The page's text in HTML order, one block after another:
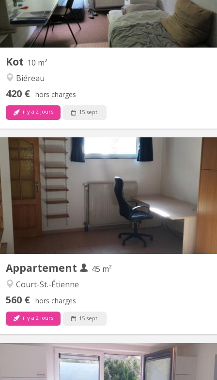
Kot 10 m²
Biéreau
420 € hors charges
il y a 2 jours 15 sept.
Appartement
45 m²
Court-St.-Étienne
560 € hors charges
il y a 2 jours 15 sept.
KV 1905
Uniquement pour 1 ÉTUDIANT(E) sur Louvain-la-Neuve Beau
studio meublé complètement privatif de 45M2 à louer Parfait
état Loyer mensuel 560 euros, forfait pour les charges 100 euros
par mois = 660 euros TOUT COMPRIS (électricité, chauffage,
eau, internet) Pas de domicile Séjour carrelé, cuisine...
KV 1614
Pour 1 ÉTUDIANT(E) sur Louvain-la-Neuve Beau studio meublé